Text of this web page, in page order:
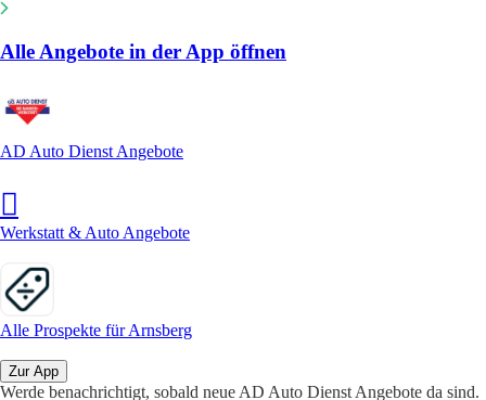
Alle Angebote in der App öffnen
AD Auto Dienst Angebote
Werkstatt & Auto Angebote
Alle Prospekte für Arnsberg
Zur App
Werde benachrichtigt, sobald neue AD Auto Dienst Angebote da sind.